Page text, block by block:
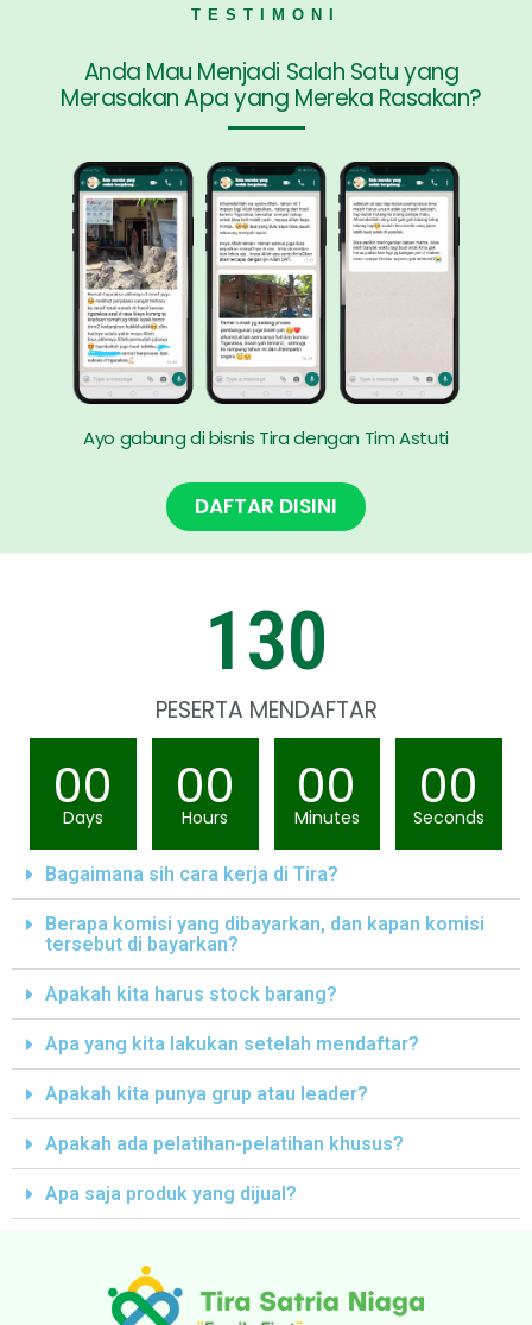
TESTIMONI
Anda Mau Menjadi Salah Satu yang
Merasakan Apa yang Mereka Rasakan?
Ayo gabung di bisnis Tira dengan Tim Astuti
DAFTAR DISINI
130
PESERTA MENDAFTAR
00
Days 00
Hours 00
Minutes 00
Seconds
Bagaimana sih cara kerja di Tira?
Berapa komisi yang dibayarkan, dan kapan komisi
tersebut di bayarkan?
Apakah kita harus stock barang?
Apa yang kita lakukan setelah mendaftar?
Apakah kita punya grup atau leader?
Apakah ada pelatihan-pelatihan khusus?
Apa saja produk yang dijual?